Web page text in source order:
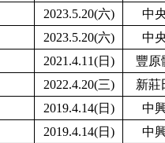
2023.5.20(六)
中
2023.5.20(六)
中
2021.4.11(日)
豐原
2022.4.20(三)
新莊
2019.4.14(日)
中
2019.4.14(日)
中